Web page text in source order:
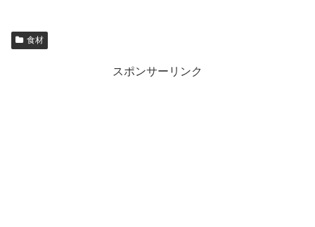
食材
スポンサーリンク